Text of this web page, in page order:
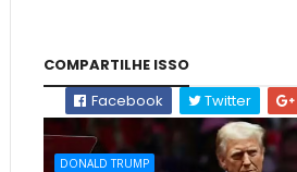
COMPARTILHE ISSO
Facebook
Twitter
DONALD TRUMP